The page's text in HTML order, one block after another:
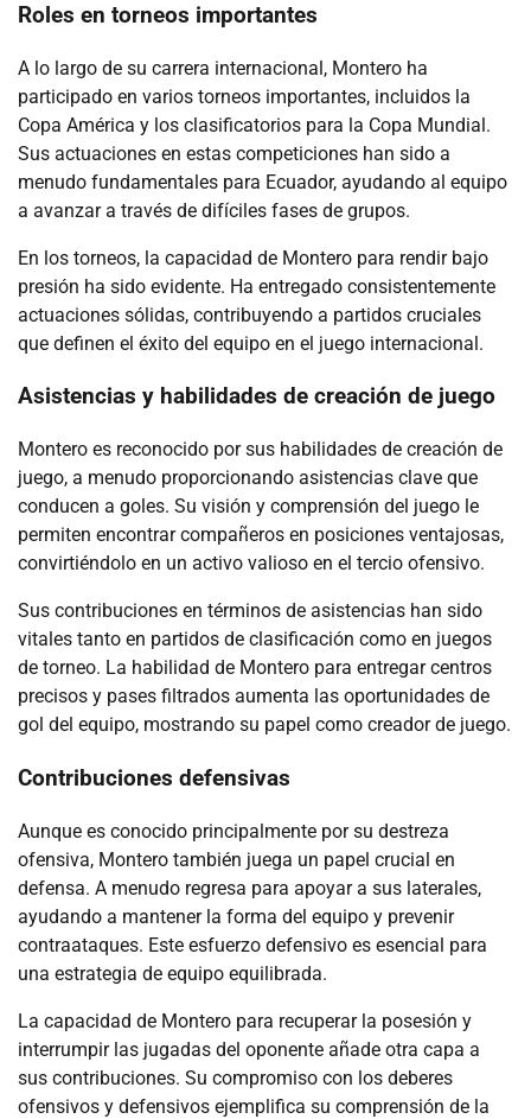
Roles en torneos importantes
A lo largo de su carrera internacional, Montero ha
participado en varios torneos importantes, incluidos la
Copa América y los clasificatorios para la Copa Mundial.
Sus actuaciones en estas competiciones han sido a
menudo fundamentales para Ecuador, ayudando al equipo
a avanzar a través de difíciles fases de grupos.
En los torneos, la capacidad de Montero para rendir bajo
presión ha sido evidente. Ha entregado consistentemente
actuaciones sólidas, contribuyendo a partidos cruciales
que definen el éxito del equipo en el juego internacional.
Asistencias y habilidades de creación de juego
Montero es reconocido por sus habilidades de creación de
juego, a menudo proporcionando asistencias clave que
conducen a goles. Su visión y comprensión del juego le
permiten encontrar compañeros en posiciones ventajosas,
convirtiéndolo en un activo valioso en el tercio ofensivo.
Sus contribuciones en términos de asistencias han sido
vitales tanto en partidos de clasificación como en juegos
de torneo. La habilidad de Montero para entregar centros
precisos y pases filtrados aumenta las oportunidades de
gol del equipo, mostrando su papel como creador de juego.
Contribuciones defensivas
Aunque es conocido principalmente por su destreza
ofensiva, Montero también juega un papel crucial en
defensa. A menudo regresa para apoyar a sus laterales,
ayudando a mantener la forma del equipo y prevenir
contraataques. Este esfuerzo defensivo es esencial para
una estrategia de equipo equilibrada.
La capacidad de Montero para recuperar la posesión y
interrumpir las jugadas del oponente añade otra capa a
sus contribuciones. Su compromiso con los deberes
ofensivos y defensivos ejemplifica su comprensión de la